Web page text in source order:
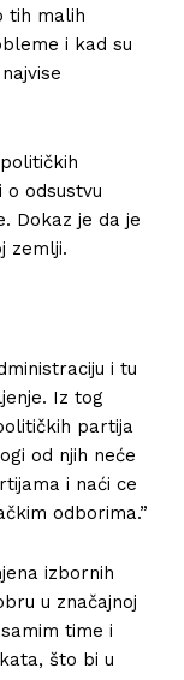
tih malih
i kad su
o odsustvu
Dokaz je da je
zemlji.
i tu
Iz tog
partija
od njih neće
i naći ce
odborima.”
izbornih
u značajnoj
time i
što bi u